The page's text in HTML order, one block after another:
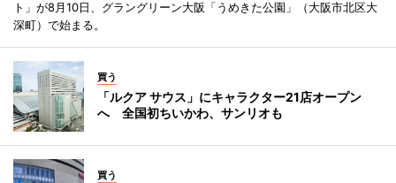
ト」が8月10日、グラングリーン大阪「うめきた公園」（大阪市北区大
深町）で始まる。
買う
「ルクア サウス」にキャラクター21店オープン
へ 全国初ちいかわ、サンリオも
買う